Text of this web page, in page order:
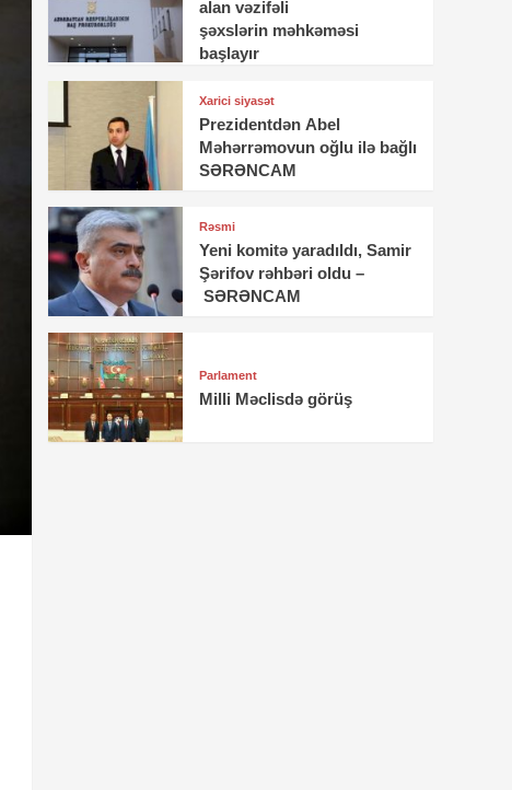
alan vəzifəli
şəxslərin məhkəməsi
başlayır
Xarici siyasət
Prezidentdən Abel
Məhərrəmovun oğlu ilə bağlı
SƏRƏNCAM
Rəsmi
Yeni komitə yaradıldı, Samir
Şərifov rəhbəri oldu –
SƏRƏNCAM
Parlament
Milli Məclisdə görüş